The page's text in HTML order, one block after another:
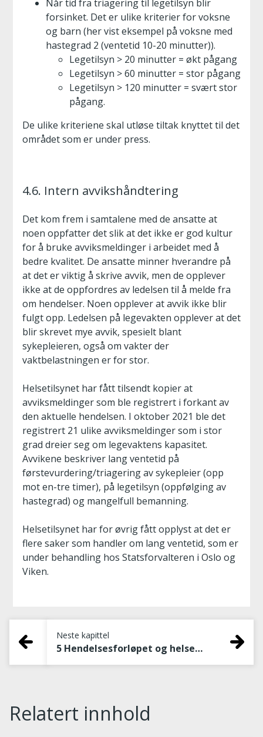
Når tid fra triagering til legetilsyn blir
forsinket. Det er ulike kriterier for voksne
og barn (her vist eksempel på voksne med
hastegrad 2 (ventetid 10-20 minutter)).
Legetilsyn > 20 minutter = økt pågang
Legetilsyn > 60 minutter = stor pågang
Legetilsyn > 120 minutter = svært stor
pågang.
De ulike kriteriene skal utløse tiltak knyttet til det
området som er under press.
4.6. Intern avvikshåndtering
Det kom frem i samtalene med de ansatte at
noen oppfatter det slik at det ikke er god kultur
for å bruke avviksmeldinger i arbeidet med å
bedre kvalitet. De ansatte minner hverandre på
at det er viktig å skrive avvik, men de opplever
ikke at de oppfordres av ledelsen til å melde fra
om hendelser. Noen opplever at avvik ikke blir
fulgt opp. Ledelsen på legevakten opplever at det
blir skrevet mye avvik, spesielt blant
sykepleieren, også om vakter der
vaktbelastningen er for stor.
Helsetilsynet har fått tilsendt kopier at
avviksmeldinger som ble registrert i forkant av
den aktuelle hendelsen. I oktober 2021 ble det
registrert 21 ulike avviksmeldinger som i stor
grad dreier seg om legevaktens kapasitet.
Avvikene beskriver lang ventetid på
førstevurdering/triagering av sykepleier (opp
mot en-tre timer), på legetilsyn (oppfølging av
hastegrad) og mangelfull bemanning.
Helsetilsynet har for øvrig fått opplyst at det er
flere saker som handler om lang ventetid, som er
under behandling hos Statsforvalteren i Oslo og
Viken.
Neste kapittel
5 Hendelsesforløpet og helsehjelpen
Relatert innhold